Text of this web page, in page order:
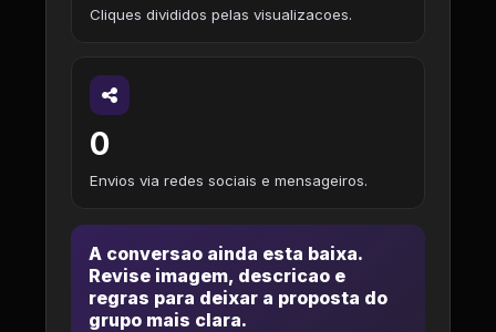
Cliques divididos pelas visualizacoes.
0
Envios via redes sociais e mensageiros.
A conversao ainda esta baixa.
Revise imagem, descricao e
regras para deixar a proposta do
grupo mais clara.